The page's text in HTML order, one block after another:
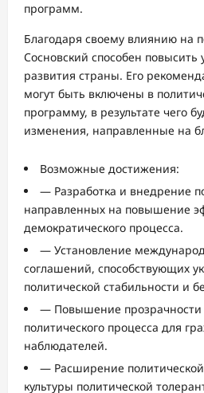
программ.
Благодаря своему влиянию на
Сосновский способен
развития страны. Его
могут быть включены в
программу, в результате чего
изменения, направленные на
Возможные достижения:
— Разработка и внедрение
направленных на повышение
демократического процесса.
— Установление
соглашений, способствующих
политической стабильности и
— Повышение прозрачности
политического процесса для
наблюдателей.
— Расширение
культуры политической